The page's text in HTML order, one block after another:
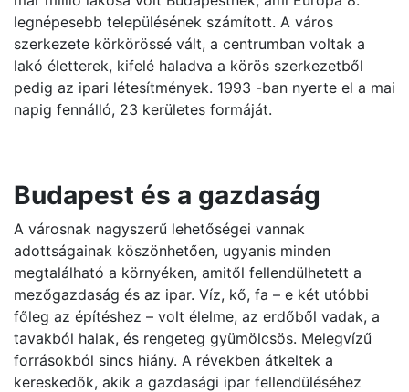
legnépesebb településének számított. A város
szerkezete körkörössé vált, a centrumban voltak a
lakó életterek, kifelé haladva a körös szerkezetből
pedig az ipari létesítmények. 1993 -ban nyerte el a mai
napig fennálló, 23 kerületes formáját.
Budapest és a gazdaság
A városnak nagyszerű lehetőségei vannak
adottságainak köszönhetően, ugyanis minden
megtalálható a környéken, amitől fellendülhetett a
mezőgazdaság és az ipar. Víz, kő, fa – e két utóbbi
főleg az építéshez – volt élelme, az erdőből vadak, a
tavakból halak, és rengeteg gyümölcsös. Melegvízű
forrásokból sincs hiány. A révekben átkeltek a
kereskedők, akik a gazdasági ipar fellendüléséhez